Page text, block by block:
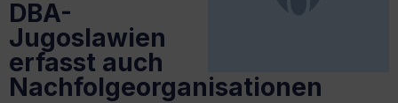
DBA-
Jugoslawien
erfasst auch
Nachfolgeorganisationen